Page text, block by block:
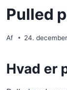
Pulled
Af 24.
Hvad er